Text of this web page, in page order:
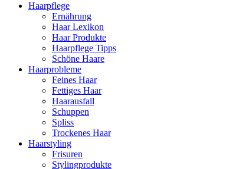
Haarpflege
Ernährung
Haar Lexikon
Haar Produkte
Haarpflege Tipps
Schöne Haare
Haarprobleme
Feines Haar
Fettiges Haar
Haarausfall
Schuppen
Spliss
Trockenes Haar
Haarstyling
Frisuren
Stylingprodukte